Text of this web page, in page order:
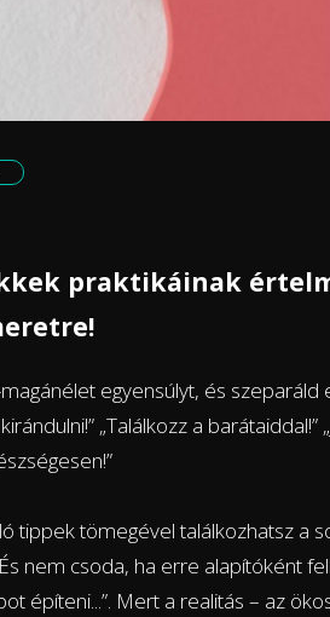
praktikáinak
egyensúlyt, és szeparáld
„Találkozz a
tippek tömegével találkozhatsz a
nem csoda, ha erre alapítóként
építeni...”. Mert a realitás – az